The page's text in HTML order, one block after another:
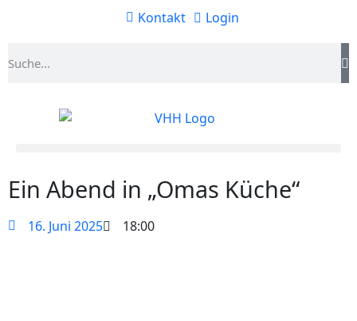
Kontakt Login
Ein Abend in „Omas Küche“
16. Juni 2025 18:00